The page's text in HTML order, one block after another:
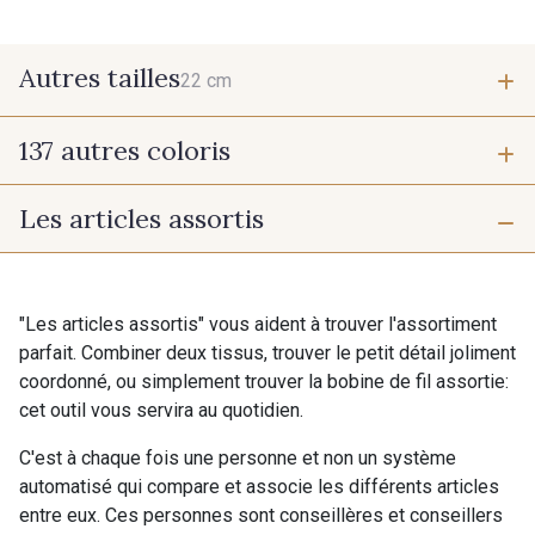
Autres tailles22 cm
22 cm
137 autres coloris
9700 - Noir
9612 - Gris beige 9992 - Gris Vetiver
9853 - Gris Fusil 9390 - Gris Mercure
Les articles assortis
"Les articles assortis" vous aident à trouver l'assortiment
parfait. Combiner deux tissus, trouver le petit détail joliment
coordonné, ou simplement trouver la bobine de fil assortie:
cet outil vous servira au quotidien.
C'est à chaque fois une personne et non un système
automatisé qui compare et associe les différents articles
entre eux. Ces personnes sont conseillères et conseillers